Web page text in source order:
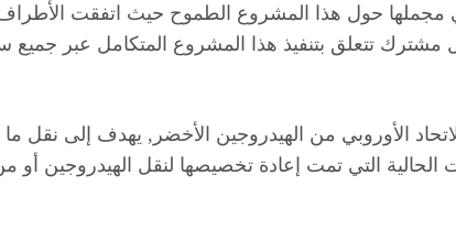
حول هذا المشروع الطموح حيث اتفقت
تتعلق بتنفيذ هذا المشروع المتكامل عبر جميع
الحالية التي تمت إعادة تخصيصها لنقل الهيدروجين